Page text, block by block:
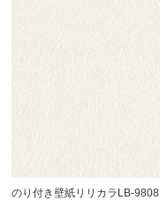
のり付き壁紙リリカラLB-9808